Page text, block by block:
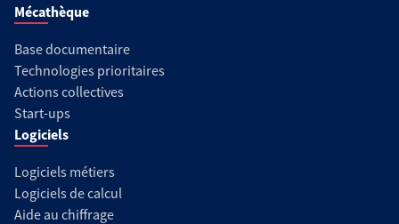
Mécathèque
Base documentaire
Technologies prioritaires
Actions collectives
Start-ups
Logiciels
Logiciels métiers
Logiciels de calcul
Aide au chiffrage